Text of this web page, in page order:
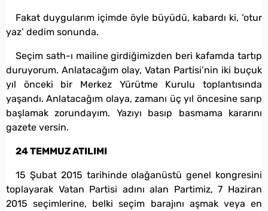
Fakat duygularım içimde öyle büyüdü, kabardı ki, ‘otur
yaz’ dedim sonunda.
Seçim sath-ı mailine girdiğimizden beri kafamda tartıp
duruyorum. Anlatacağım olay, Vatan Partisi’nin iki buçuk
yıl önceki bir Merkez Yürütme Kurulu toplantısında
yaşandı. Anlatacağım olaya, zamanı üç yıl öncesine sarıp
başlamak zorundayım. Yazıyı basıp basmama kararını
gazete versin.
24 TEMMUZ ATILIMI
15 Şubat 2015 tarihinde olağanüstü genel kongresini
toplayarak Vatan Partisi adını alan Partimiz, 7 Haziran
2015 seçimlerine, belki seçim barajını aşmak veya en